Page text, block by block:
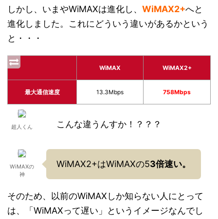
しかし、いまやWiMAXは進化し、 WiMAX2+へと
進化しました。これにどういう違いがあるかという
と・・・
WiMAX WiMAX2+
最大通信速度 13.3Mbps 758Mbps
超人くん こんな違うんすか！？？？
WiMAXの
神
WiMAX2+はWiMAXの53倍速い。
そのため、以前のWiMAXしか知らない人にとって
は、「WiMAXって遅い」というイメージなんでし